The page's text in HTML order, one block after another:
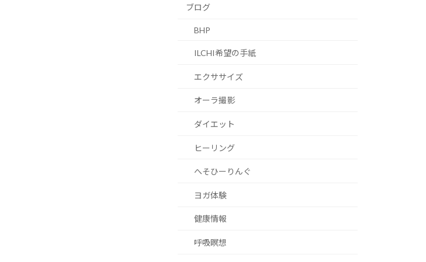
ブログ
BHP
ILCHI希望の手紙
エクササイズ
オーラ撮影
ダイエット
ヒーリング
へそひーりんぐ
ヨガ体験
健康情報
呼吸瞑想